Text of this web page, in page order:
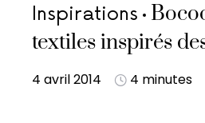
Inspirations
textiles inspirés
4 avril 2014 4 minutes